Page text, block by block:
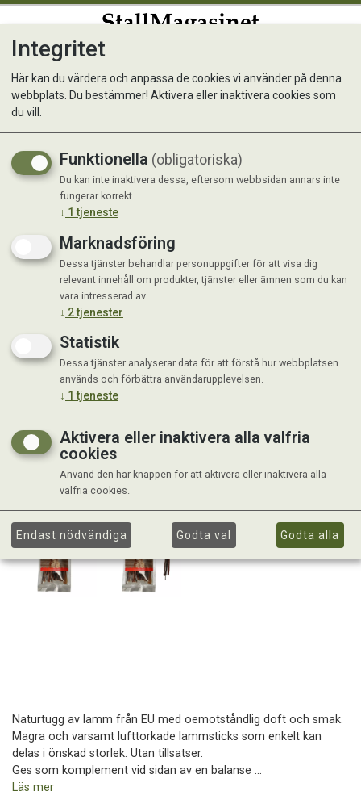
Lambsticks 50g
Naturtugg av lamm från EU med oemotståndlig doft och smak.
Magra och varsamt lufttorkade lammsticks som enkelt kan
delas i önskad storlek. Utan tillsatser.
Ges som komplement vid sidan av en balanse ...
Läs mer
Integritet
Här kan du värdera och anpassa de cookies vi använder på denna
webbplats. Du bestämmer! Aktivera eller inaktivera cookies som
du vill.
Funktionella (obligatoriska)
Du kan inte inaktivera dessa, eftersom webbsidan annars inte
fungerar korrekt.
↓ 1 tjeneste
Marknadsföring
Dessa tjänster behandlar personuppgifter för att visa dig
relevant innehåll om produkter, tjänster eller ämnen som du kan
vara intresserad av.
↓ 2tjenester
Statistik
Dessa tjänster analyserar data för att förstå hur webbplatsen
används och förbättra användarupplevelsen.
↓ 1 tjeneste
Aktivera eller inaktivera alla valfria
cookies
Använd den här knappen för att aktivera eller inaktivera alla
valfria cookies.
Endast nödvändiga Godta val Godta alla